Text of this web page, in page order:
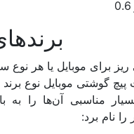
برای موبایل یا هر نوع
گوشتی موبایل نوع
مناسبی آن‌ها را به
نام برد: